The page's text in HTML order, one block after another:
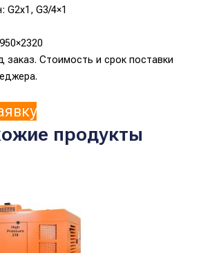
G2x1, G3/4×1
заказ. Стоимость и срок поставки
продукты